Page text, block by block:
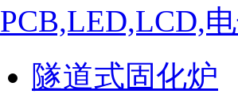
PCB,LED,LCD,
隧道式固化炉